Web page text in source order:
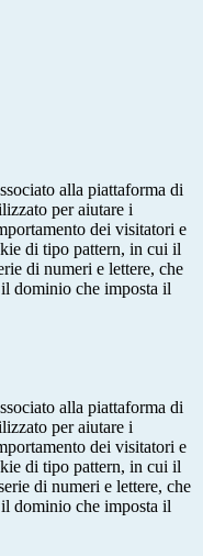
alla piattaforma di
per aiutare i
dei visitatori e
di tipo pattern, in cui il
di numeri e lettere, che
dominio che imposta il
alla piattaforma di
per aiutare i
dei visitatori e
di tipo pattern, in cui il
di numeri e lettere, che
dominio che imposta il